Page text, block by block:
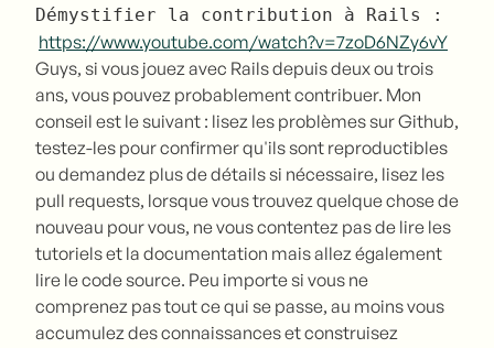
Démystifier la contribution à Rails :
https://www.youtube.com/watch?v=7zoD6NZy6vY
Guys, si vous jouez avec Rails depuis deux ou trois
ans, vous pouvez probablement contribuer. Mon
conseil est le suivant : lisez les problèmes sur Github,
testez-les pour confirmer qu'ils sont reproductibles
ou demandez plus de détails si nécessaire, lisez les
pull requests, lorsque vous trouvez quelque chose de
nouveau pour vous, ne vous contentez pas de lire les
tutoriels et la documentation mais allez également
lire le code source. Peu importe si vous ne
comprenez pas tout ce qui se passe, au moins vous
accumulez des connaissances et construisez